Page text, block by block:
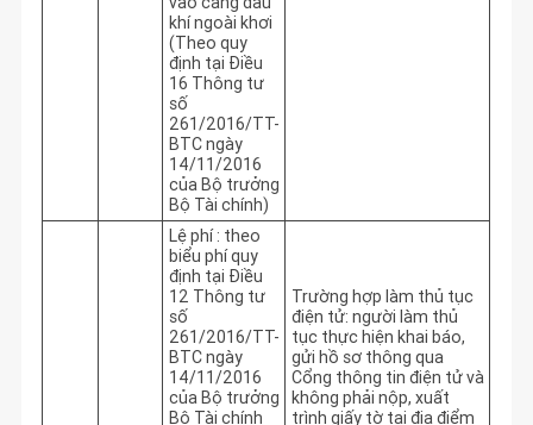
khí ngoài khơi
(Theo quy
định tại Điều
16 Thông tư
số
261/2016/TT-
BTC ngày
14/11/2016
của Bộ trưởng
Bộ Tài chính)
Lệ phí : theo
biểu phí quy
định tại Điều
12 Thông tư
số
261/2016/TT-
BTC ngày
14/11/2016
của Bộ trưởng
Bộ Tài chính
Trường hợp làm thủ tục
điện tử: người làm thủ
tục thực hiện khai báo,
gửi hồ sơ thông qua
Cổng thông tin điện tử và
không phải nộp, xuất
trình giấy tờ tại địa điểm